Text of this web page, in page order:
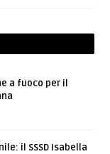
a fuoco per il
il SSSD Isabella